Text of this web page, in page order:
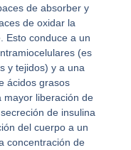
de absorber y
de oxidar la
Esto conduce a un
(es
y tejidos) y a una
ácidos grasos
mayor liberación de
de insulina
del cuerpo a un
concentración de